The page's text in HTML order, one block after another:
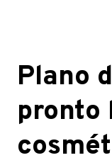
Plano
pronto